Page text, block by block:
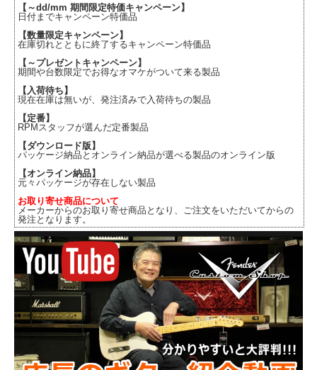
【～dd/mm 期間限定特価キャンペーン】
日付までキャンペーン特価品
【数量限定キャンペーン】
在庫切れとともに終了するキャンペーン特価品
【～プレゼントキャンペーン】
期間や台数限定でお得なオマケがついて来る製品
【入荷待ち】
現在在庫は無いが、発注済みで入荷待ちの製品
【定番】
RPMスタッフが選んだ定番製品
【ダウンロード版】
パッケージ納品とオンライン納品が選べる製品のオンライン版
【オンライン納品】
元々パッケージが存在しない製品
お取り寄せ商品について
メーカーからのお取り寄せ商品となり、ご注文をいただいてからの
発注となります。